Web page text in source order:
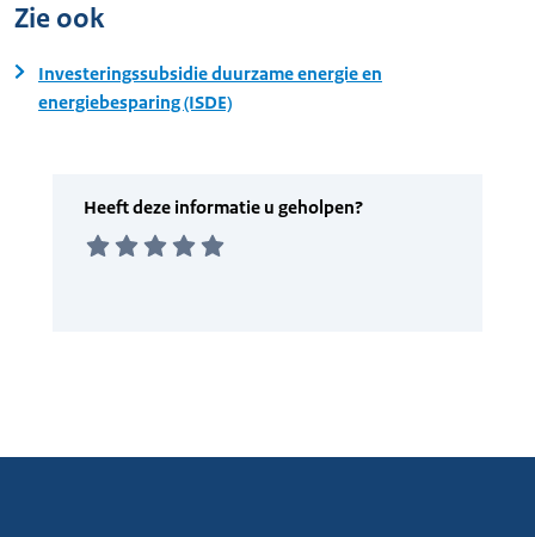
Zie ook
Investeringssubsidie duurzame energie en
energiebesparing (ISDE)